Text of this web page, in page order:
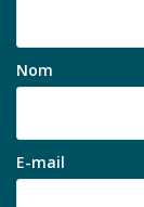
Nom
E-mail